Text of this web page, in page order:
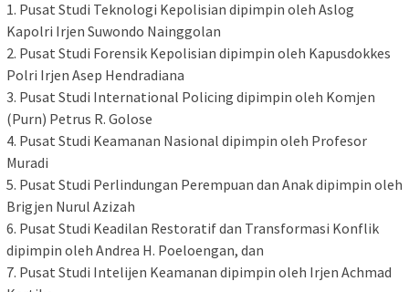
1. Pusat Studi Teknologi Kepolisian dipimpin oleh Aslog
Kapolri Irjen Suwondo Nainggolan
2. Pusat Studi Forensik Kepolisian dipimpin oleh Kapusdokkes
Polri Irjen Asep Hendradiana
3. Pusat Studi International Policing dipimpin oleh Komjen
(Purn) Petrus R. Golose
4. Pusat Studi Keamanan Nasional dipimpin oleh Profesor
Muradi
5. Pusat Studi Perlindungan Perempuan dan Anak dipimpin oleh
Brigjen Nurul Azizah
6. Pusat Studi Keadilan Restoratif dan Transformasi Konflik
dipimpin oleh Andrea H. Poeloengan, dan
7. Pusat Studi Intelijen Keamanan dipimpin oleh Irjen Achmad